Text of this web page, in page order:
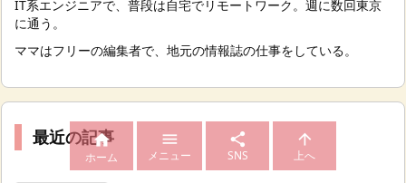
IT系エンジニアで、普段は自宅でリモートワーク。週に数回東京
に通う。
ママはフリーの編集者で、地元の情報誌の仕事をしている。
最近の記事

ホーム

メニュー

SNS

上へ